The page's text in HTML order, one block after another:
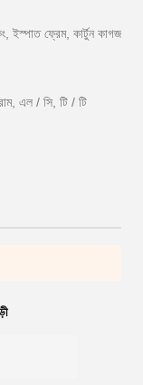
ইস্পাত ফ্রেম, কার্টুন কাগজ
এল / সি, টি / টি